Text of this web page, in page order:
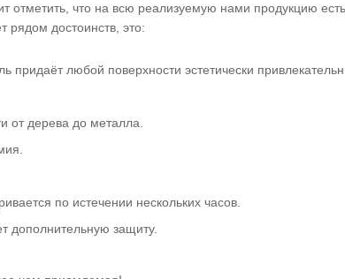
отметить, что на всю реализуемую нами продукцию
рядом достоинств, это:
придаёт любой поверхности эстетически
от дерева до металла.
по истечении нескольких часов.
дополнительную защиту.